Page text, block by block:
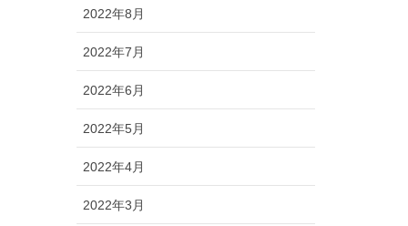
2022年8月
2022年7月
2022年6月
2022年5月
2022年4月
2022年3月